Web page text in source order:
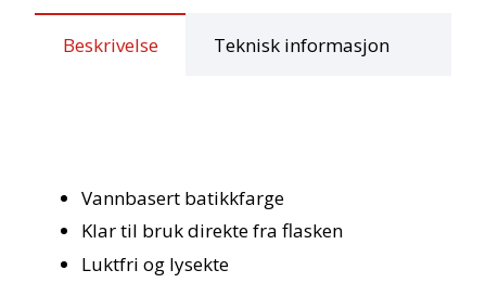
PinkBeskrivelse Teknisk informasjon
Vannbasert batikkfarge
Klar til bruk direkte fra flasken
Luktfri og lysekte